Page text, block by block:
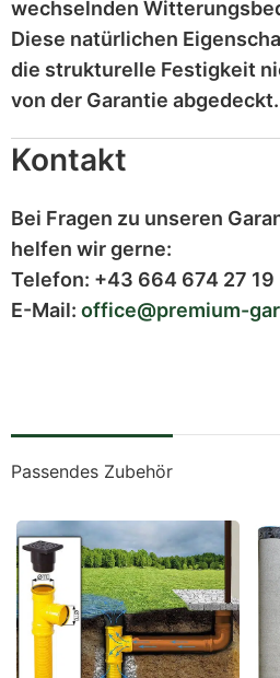
wechselnden
Diese natürlichen
die strukturelle Festigkeit
von der Garantie abgedeckt.
Kontakt
Bei Fragen zu unseren
helfen wir gerne:
Telefon: +43 664 674 27 19
E-Mail: office@premium-
Passendes Zubehör